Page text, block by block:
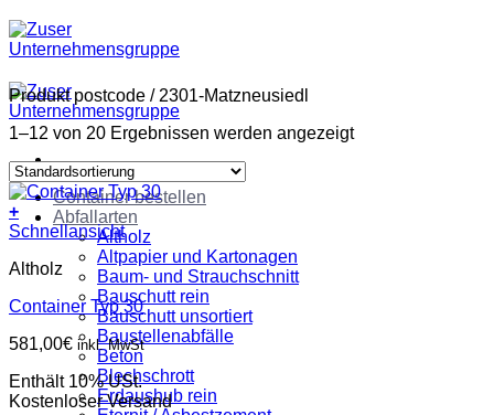
Zum
Inhalt
springen
Container bestellen
Abfallarten
Altholz
Altpapier und Kartonagen
Baum- und Strauchschnitt
Bauschutt rein
Bauschutt unsortiert
Baustellenabfälle
Beton
Blechschrott
Erdaushub rein
Produkt postcode /2301-Matzneusiedl
1–12 von 20 Ergebnissen werden angezeigt
+
Schnellansicht
Altholz
Container Typ 30
581,00€ inkl. MwSt
Enthält 10% USt.
Kostenloser Versand